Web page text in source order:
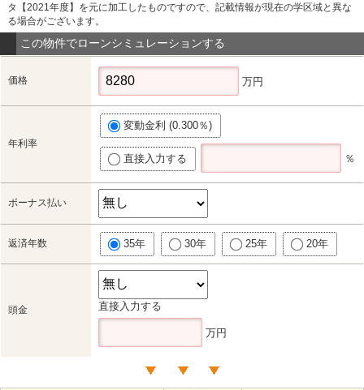
タ【2021年度】を元に加工したものですので、記載情報が現在の学区域と異な
る場合がございます。
この物件でローンシミュレーションする
価格 万円
年利率
変動金利 (0.300％)
直接入力する ％
ボーナス払い
返済年数 35年 30年 25年 20年
頭金 直接入力する
万円